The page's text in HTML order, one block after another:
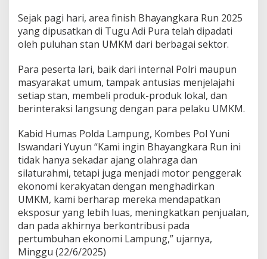
o
k
a
,
a
n
g
u
U
M
K
M
L
a
m
p
u
Sejak pagi hari, area finish Bhayangkara Run 2025
yang dipusatkan di Tugu Adi Pura telah dipadati
oleh puluhan stan UMKM dari berbagai sektor.
Para peserta lari, baik dari internal Polri maupun
masyarakat umum, tampak antusias menjelajahi
setiap stan, membeli produk-produk lokal, dan
berinteraksi langsung dengan para pelaku UMKM.
Kabid Humas Polda Lampung, Kombes Pol Yuni
Iswandari Yuyun “Kami ingin Bhayangkara Run ini
tidak hanya sekadar ajang olahraga dan
silaturahmi, tetapi juga menjadi motor penggerak
ekonomi kerakyatan dengan menghadirkan
UMKM, kami berharap mereka mendapatkan
eksposur yang lebih luas, meningkatkan penjualan,
dan pada akhirnya berkontribusi pada
pertumbuhan ekonomi Lampung,” ujarnya,
Minggu (22/6/2025)